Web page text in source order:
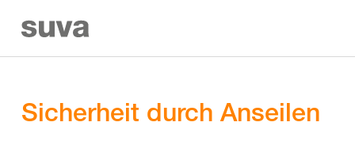
Sicherheit durch Anseilen